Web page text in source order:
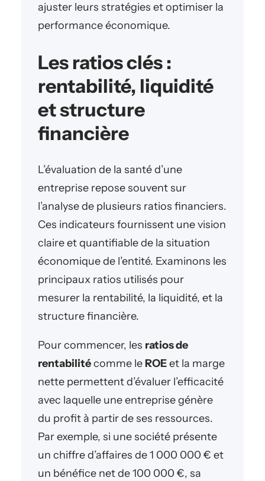
ajuster leurs stratégies et optimiser la
performance économique.
Les ratios clés :
rentabilité, liquidité
et structure
financière
L’évaluation de la santé d’une
entreprise repose souvent sur
l’analyse de plusieurs ratios financiers.
Ces indicateurs fournissent une vision
claire et quantifiable de la situation
économique de l’entité. Examinons les
principaux ratios utilisés pour
mesurer la rentabilité, la liquidité, et la
structure financière.
Pour commencer, les ratios de
rentabilitécomme leROEet la marge
nette permettent d’évaluer l’efficacité
avec laquelle une entreprise génère
du profit à partir de ses ressources.
Par exemple, si une société présente
un chiffre d’affaires de 1 000 000 € et
un bénéfice net de 100 000 €, sa